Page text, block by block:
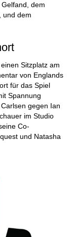
dem
und dem
Sitzplatz am
von Englands
für das Spiel
Spannung
gegen Ian
im Studio
Co-
und Natasha